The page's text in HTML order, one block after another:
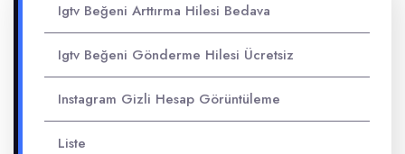
Igtv Beğeni Arttırma Hilesi Bedava
Igtv Beğeni Gönderme Hilesi Ücretsiz
Instagram Gizli Hesap Görüntüleme
Liste